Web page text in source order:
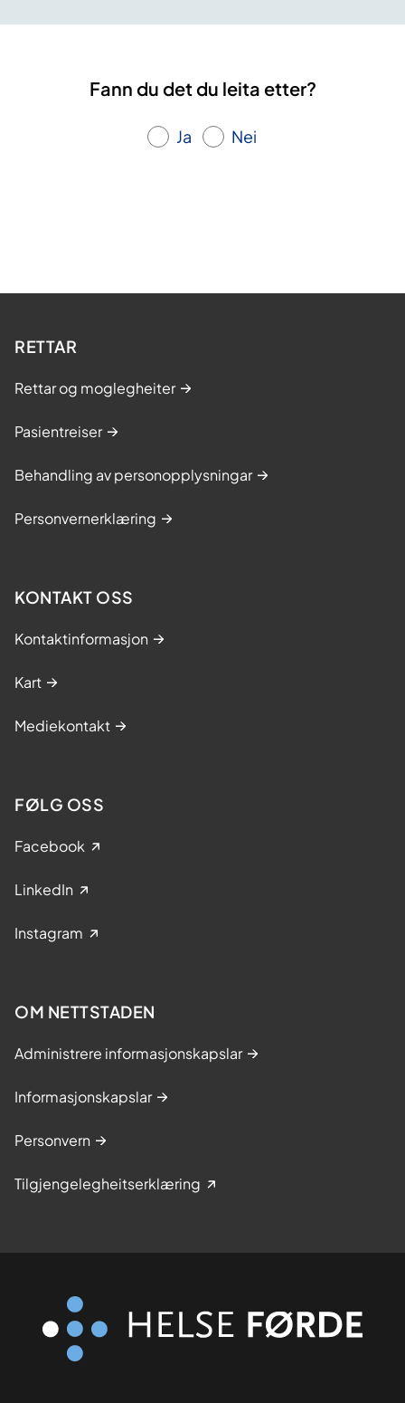
Fann du det du leita etter?
Ja Nei
RETTAR
Rettar og moglegheiter
Pasientreiser
Behandling av personopplysningar
Personvernerklæring
KONTAKT OSS
Kontaktinformasjon
Kart
Mediekontakt
FØLG OSS
Facebook
LinkedIn
Instagram
OM NETTSTADEN
Administrere informasjonskapslar
Informasjonskapslar
Personvern
Tilgjengelegheitserklæring